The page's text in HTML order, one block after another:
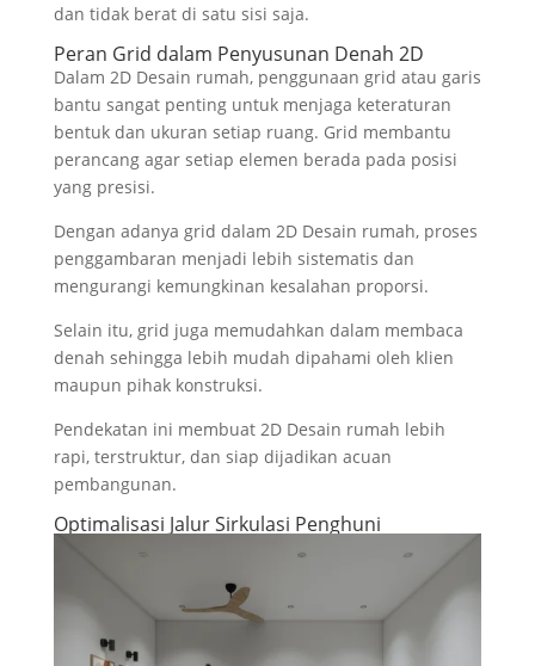
dan tidak berat di satu sisi saja.
Peran Grid dalam Penyusunan Denah 2D
Dalam 2D Desain rumah, penggunaan grid atau garis
bantu sangat penting untuk menjaga keteraturan
bentuk dan ukuran setiap ruang. Grid membantu
perancang agar setiap elemen berada pada posisi
yang presisi.
Dengan adanya grid dalam 2D Desain rumah, proses
penggambaran menjadi lebih sistematis dan
mengurangi kemungkinan kesalahan proporsi.
Selain itu, grid juga memudahkan dalam membaca
denah sehingga lebih mudah dipahami oleh klien
maupun pihak konstruksi.
Pendekatan ini membuat 2D Desain rumah lebih
rapi, terstruktur, dan siap dijadikan acuan
pembangunan.
Optimalisasi Jalur Sirkulasi Penghuni